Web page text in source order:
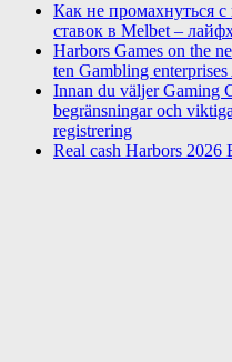
Как не промахнуться
ставок в Melbet –
Harbors Games on the
ten Gambling
Innan du väljer Gaming
begränsningar och
registrering
Real cash Harbors 2026